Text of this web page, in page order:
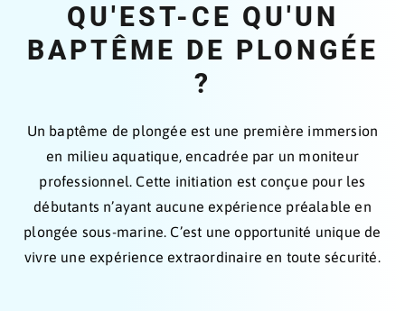
QU'EST-CE QU'UN
BAPTÊME DE PLONGÉE
?
Un baptême de plongée est une première immersion
en milieu aquatique, encadrée par un moniteur
professionnel. Cette initiation est conçue pour les
débutants n’ayant aucune expérience préalable en
plongée sous-marine. C’est une opportunité unique de
vivre une expérience extraordinaire en toute sécurité.